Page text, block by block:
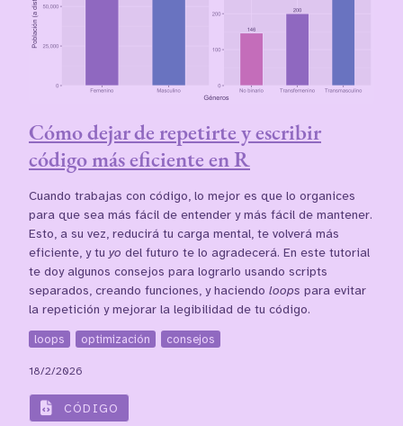
Cómo dejar de repetirte y escribir
código más eficiente en R
Cuando trabajas con código, lo mejor es que lo organices
para que sea más fácil de entender y más fácil de mantener.
Esto, a su vez, reducirá tu carga mental, te volverá más
eficiente, y tu yo del futuro te lo agradecerá. En este tutorial
te doy algunos consejos para lograrlo usando scripts
separados, creando funciones, y haciendo loops para evitar
la repetición y mejorar la legibilidad de tu código.
loops optimización consejos
18/2/2026
CÓDIGO